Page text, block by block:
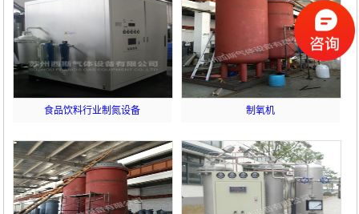
食品饮料行业制氮设备 制氧机